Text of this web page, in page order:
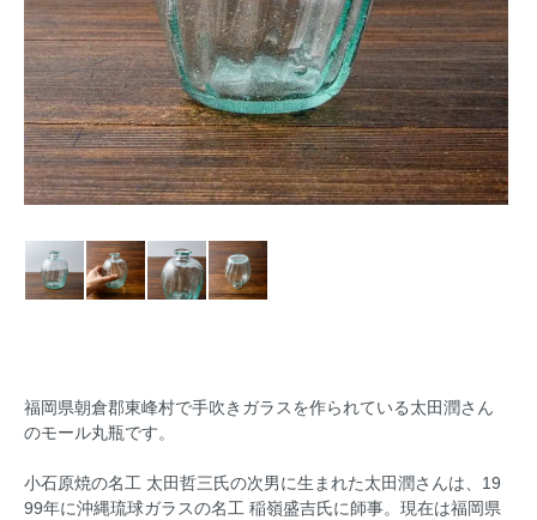
福岡県朝倉郡東峰村で手吹きガラスを作られている太田潤さん
のモール丸瓶です。
小石原焼の名工 太田哲三氏の次男に生まれた太田潤さんは、19
99年に沖縄琉球ガラスの名工 稲嶺盛吉氏に師事。現在は福岡県